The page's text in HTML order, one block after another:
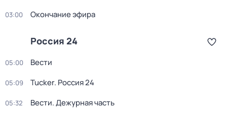
03:00 Окончание эфира
Россия 24
05:00 Вести
05:09 Tucker. Россия 24
05:32 Вести. Дежурная часть